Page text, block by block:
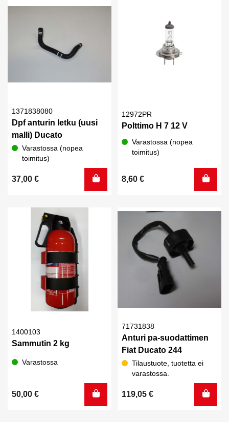
1371838080
Dpf anturin letku (uusi
malli) Ducato
Varastossa (nopea
toimitus)
37,00 €
12972PR
Polttimo H 7 12 V
Varastossa (nopea
toimitus)
8,60 €
1400103
Sammutin 2 kg
Varastossa
50,00 €
71731838
Anturi pa-suodattimen
Fiat Ducato 244
Tilaustuote, tuotetta ei
varastossa.
119,05 €